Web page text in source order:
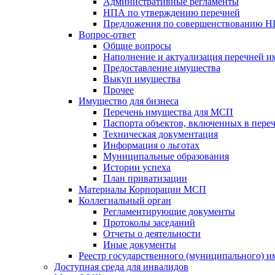
НПА по утверждению перечней
Предложения по совершенствованию
Вопрос-ответ
Общие вопросы
Наполнение и актуализация перечней
Предоставление имущества
Выкуп имущества
Прочее
Имущество для бизнеса
Перечень имущества для МСП
Паспорта объектов, включенных в
Техническая документация
Информация о льготах
Муниципальные образования
Истории успеха
План приватизации
Материалы Корпорации МСП
Коллегиальный орган
Регламентирующие документы
Протоколы заседаний
Отчеты о деятельности
Иные документы
Реестр государственного (муниципального)
Доступная среда для инвалидов